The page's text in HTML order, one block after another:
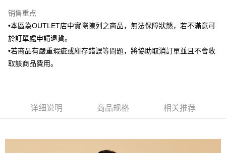
台新国际商业银行
台湾乐天信用卡公司
元大商业银行
玉山商业银行
星展（台湾）商业银行
台湾乐天信用卡公司
Google Pay
新竹物流離島宅配
LINEX 宇迅國際 查看运费
销售重点
•本區為OUTLET店中實際陳列之商品，無法保障狀態，若不滿意可
於訂單處申請退貨。
•若商品有嚴重瑕疵或庫存錯誤等問題，將協助取消訂單並且不會收
取該商品費用。
详细说明 商品规格 相关推荐